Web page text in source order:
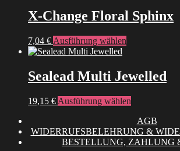
auf
der
Produktseite
gewählt
mehrere
Varianten
auf
der
Produktseite
gewählt
werden
X-Change Floral Sphinx
7,04 € Ausführung wählen
mehrere
Varianten
Die
können
auf
der
Sealead Multi Jewelled
19,15 € Ausführung wählen
weist
mehrere
Varianten
AGB
WIDERRUFSBELEHRUNG &
BESTELLUNG, ZAHLUNG